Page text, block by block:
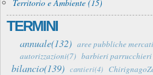
Territorio e Ambiente (15)
TERMINI
annuale(132) aree pubbliche
autorizzazioni(7) barbieri parrucchieri
bilancio(139) cantieri(4)